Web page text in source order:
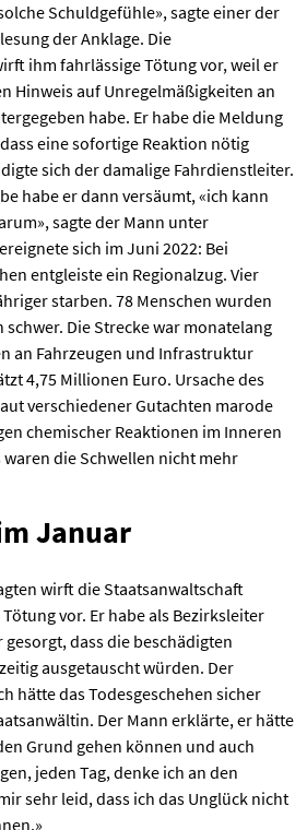
Schuldgefühle», sagte einer der
der Anklage. Die
ihm fahrlässige Tötung vor, weil er
Hinweis auf Unregelmäßigkeiten an
habe. Er habe die Meldung
eine sofortige Reaktion nötig
sich der damalige Fahrdienstleiter.
habe er dann versäumt, «ich kann
sagte der Mann unter
sich im Juni 2022: Bei
entgleiste ein Regionalzug. Vier
starben. 78 Menschen wurden
Die Strecke war monatelang
an Fahrzeugen und Infrastruktur
4,75 Millionen Euro. Ursache des
verschiedener Gutachten marode
chemischer Reaktionen im Inneren
die Schwellen nicht mehr
Januar
wirft die Staatsanwaltschaft
vor. Er habe als Bezirksleiter
dass die beschädigten
ausgetauscht würden. Der
hätte das Todesgeschehen sicher
Der Mann erklärte, er hätte
Grund gehen können und auch
jeden Tag, denke ich an den
sehr leid, dass ich das Unglück nicht